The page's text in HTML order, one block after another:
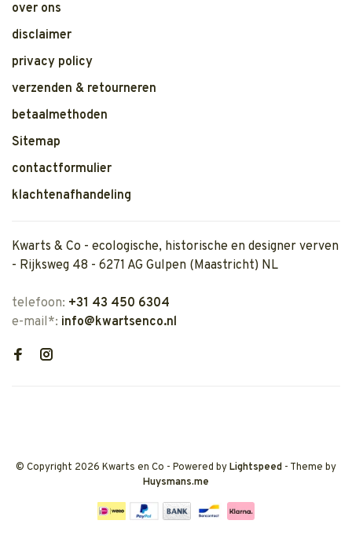
over ons
disclaimer
privacy policy
verzenden & retourneren
betaalmethoden
Sitemap
contactformulier
klachtenafhandeling
Kwarts & Co - ecologische, historische en designer verven
- Rijksweg 48 - 6271 AG Gulpen (Maastricht) NL
telefoon: +31 43 450 6304
e-mail*: info@kwartsenco.nl
© Copyright 2026 Kwarts en Co - Powered byLightspeed - Theme by
Huysmans.me